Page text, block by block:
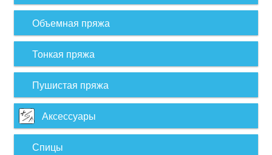
Объемная пряжа
Тонкая пряжа
Пушистая пряжа
Аксессуары
Спицы